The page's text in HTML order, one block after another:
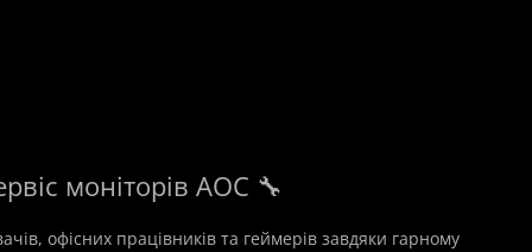
моніторів AOC 🔧
офісних працівників та геймерів завдяки гарному